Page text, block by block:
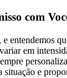
com
entendemos
em
situação e